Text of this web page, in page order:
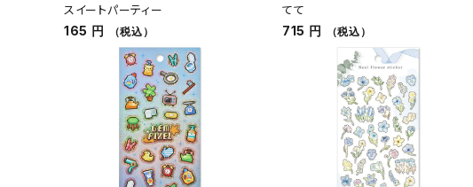
スイートパーティー
165 円 （税込）
てて
715 円 （税込）